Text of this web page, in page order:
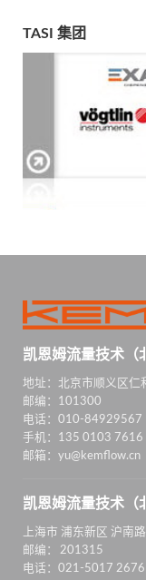
TASI 集团
凯恩姆流量技术（
地址：北京市顺义区
邮编：101300
电话：010-84929567
手机：135 0103 7616
邮箱：yu@kemflow.cn
凯恩姆流量技术（
上海市 浦东新区 沪南
邮编： 201315
电话：021-5017 2676